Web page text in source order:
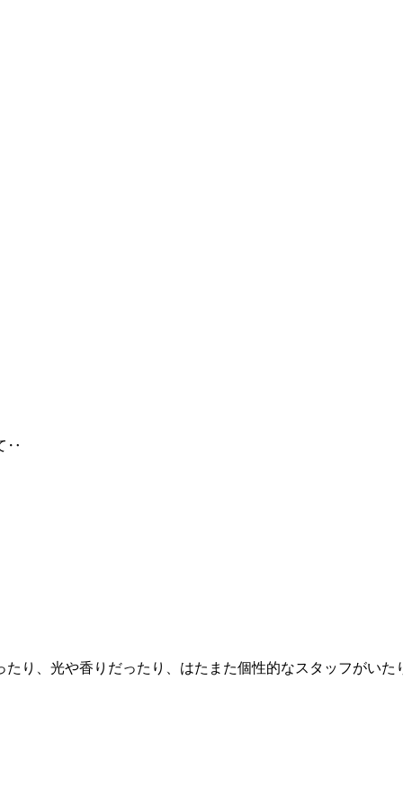
‥
り、光や香りだったり、はたまた個性的なスタッフがい